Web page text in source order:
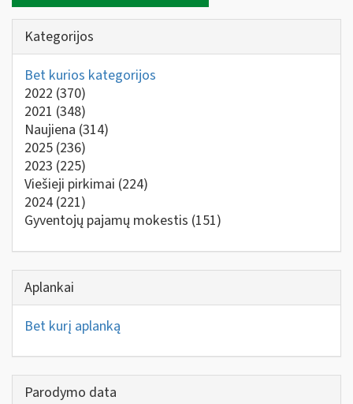
Kategorijos
Bet kurios kategorijos
2022 (370)
2021 (348)
Naujiena (314)
2025 (236)
2023 (225)
Viešieji pirkimai (224)
2024 (221)
Gyventojų pajamų mokestis (151)
Aplankai
Bet kurį aplanką
Parodymo data